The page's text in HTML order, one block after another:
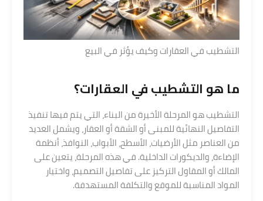
التشطيب في العقارات وكيف يؤثر في البيع
ما هو التشطيب في العقارات؟
التشطيب هو المرحلة الأخيرة من البناء، التي يتم فيها تنفيذ
التفاصيل النهائية للمبنى أو الشقة أو العقار، ويشمل العديد
من العناصر مثل الأرضيات، الأسطح، الأبواب، النوافذ، أنظمة
الإضاءة، والديكورات الداخلية. في هذه المرحلة، يتعين على
المالك أو المقاول التركيز على تفاصيل التصميم، واختيار
المواد المناسبة للموقع والتكلفة المستهدفة.